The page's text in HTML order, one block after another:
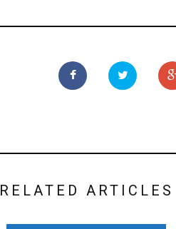
RELATED ARTICLES